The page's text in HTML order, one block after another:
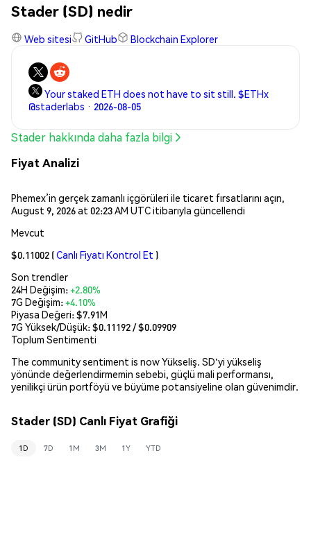
Stader (SD) nedir
Web sitesi GitHub Blockchain Explorer
Your staked ETH does not have to sit still. $ETHx
@staderlabs · 2026-08-05
Stader hakkında daha fazla bilgi
Fiyat Analizi
Phemex’in gerçek zamanlı içgörüleri ile ticaret fırsatlarını açın,
August 9, 2026 at 02:23 AM UTC itibarıyla güncellendi
Mevcut
$0.11002 (Canlı Fiyatı Kontrol Et )
Son trendler
24H Değişim:+2.80%
7G Değişim:+4.10%
Piyasa Değeri:$7.91M
7G Yüksek/Düşük: $0.11192/ $0.09909
Toplum Sentimenti
The community sentiment is now Yükseliş. SD'yi yükseliş
yönünde değerlendirmemin sebebi, güçlü mali performansı,
yenilikçi ürün portföyü ve büyüme potansiyeline olan güvenimdir.
Stader (SD) Canlı Fiyat Grafiği
1D 7D 1M 3M 1Y YTD